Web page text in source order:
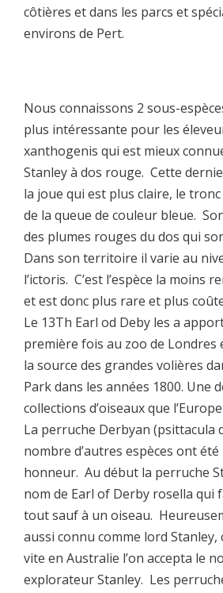
côtières et dans les parcs et
environs de Pert.
Nous connaissons 2 sous-
plus intéressante pour les
xanthogenis qui est mieux
Stanley à dos rouge. Cette
la joue qui est plus claire, le
de la queue de couleur bleue.
des plumes rouges du dos qui
Dans son territoire il varie au
l’ictoris. C’est l’espèce la moins
et est donc plus rare et plus
Le 13Th Earl od Deby les a
première fois au zoo de Londres
la source des grandes volières
Park dans les années 1800. Une
collections d’oiseaux que
La perruche Derbyan (psittacula
nombre d’autres espèces ont
honneur. Au début la perruche
nom de Earl of Derby rosella qui
tout sauf à un oiseau.
aussi connu comme lord
vite en Australie l’on accepta le
explorateur Stanley. Les